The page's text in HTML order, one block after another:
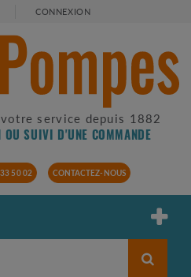
CONNEXION
service depuis 1882
OU SUIVI D'UNE COMMANDE
50 02 CONTACTEZ-NOUS